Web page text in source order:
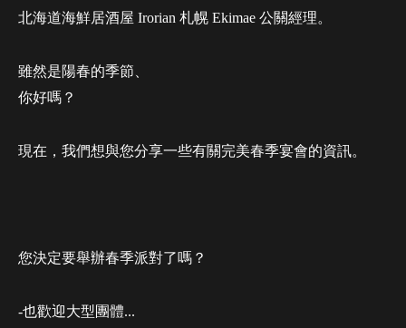
北海道海鮮居酒屋 Irorian 札幌 Ekimae 公關經理。
雖然是陽春的季節、
你好嗎？
現在，我們想與您分享一些有關完美春季宴會的資訊。
您決定要舉辦春季派對了嗎？
-也歡迎大型團體...